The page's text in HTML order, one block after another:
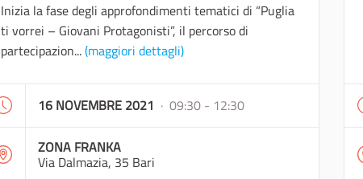
Inizia la fase degli approfondimenti tematici di “Puglia
ti vorrei – Giovani Protagonisti”, il percorso di
partecipazion...(maggiori dettagli)
16 NOVEMBRE 2021 · 09:30 - 12:30
ZONA FRANKA
Via Dalmazia, 35 Bari